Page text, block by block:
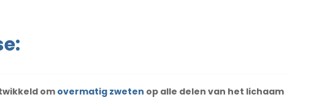
om overmatig zweten op alle delen van het lichaam